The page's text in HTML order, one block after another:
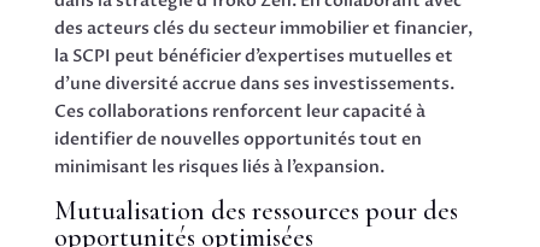
des acteurs clés du secteur immobilier et financier,
la SCPI peut bénéficier d’expertises mutuelles et
d’une diversité accrue dans ses investissements.
Ces collaborations renforcent leur capacité à
identifier de nouvelles opportunités tout en
minimisant les risques liés à l’expansion.
Mutualisation des ressources pour des
opportunités optimisées